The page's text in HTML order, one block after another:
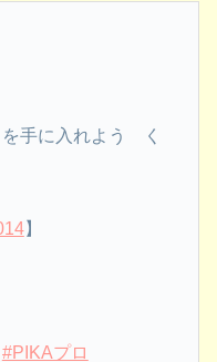
を手に入れよう く
】
#PIKAプロ